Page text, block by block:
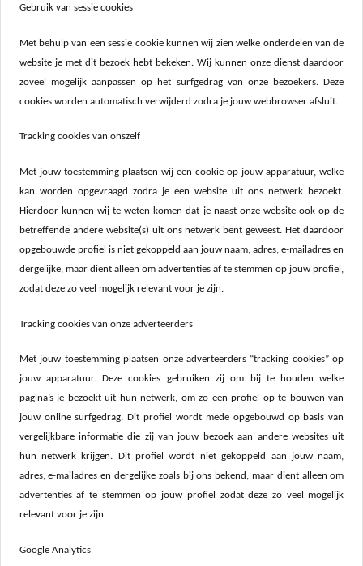
Gebruik van sessie cookies
Met behulp van een sessie cookie kunnen wij zien welke onderdelen van de
website je met dit bezoek hebt bekeken. Wij kunnen onze dienst daardoor
zoveel mogelijk aanpassen op het surfgedrag van onze bezoekers. Deze
cookies worden automatisch verwijderd zodra je jouw webbrowser afsluit.
Tracking cookies van onszelf
Met jouw toestemming plaatsen wij een cookie op jouw apparatuur, welke
kan worden opgevraagd zodra je een website uit ons netwerk bezoekt.
Hierdoor kunnen wij te weten komen dat je naast onze website ook op de
betreffende andere website(s) uit ons netwerk bent geweest. Het daardoor
opgebouwde profiel is niet gekoppeld aan jouw naam, adres, e-mailadres en
dergelijke, maar dient alleen om advertenties af te stemmen op jouw profiel,
zodat deze zo veel mogelijk relevant voor je zijn.
Tracking cookies van onze adverteerders
Met jouw toestemming plaatsen onze adverteerders “tracking cookies” op
jouw apparatuur. Deze cookies gebruiken zij om bij te houden welke
pagina’s je bezoekt uit hun netwerk, om zo een profiel op te bouwen van
jouw online surfgedrag. Dit profiel wordt mede opgebouwd op basis van
vergelijkbare informatie die zij van jouw bezoek aan andere websites uit
hun netwerk krijgen. Dit profiel wordt niet gekoppeld aan jouw naam,
adres, e-mailadres en dergelijke zoals bij ons bekend, maar dient alleen om
advertenties af te stemmen op jouw profiel zodat deze zo veel mogelijk
relevant voor je zijn.
Google Analytics